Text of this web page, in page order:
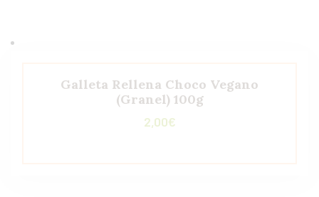
Galleta Rellena Choco Vegano
(Granel) 100g
2,00€